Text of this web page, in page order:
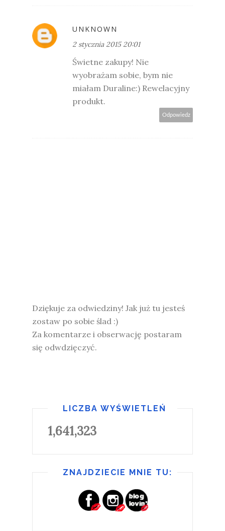
UNKNOWN
2 stycznia 2015 20:01
Świetne zakupy! Nie
wyobrażam sobie, bym nie
miałam Duraline:) Rewelacyjny
produkt.
Odpowiedz
Dziękuje za odwiedziny! Jak już tu jesteś
zostaw po sobie ślad :)
Za komentarze i obserwację postaram
się odwdzięczyć.
LICZBA WYŚWIETLEŃ
1,641,323
ZNAJDZIECIE MNIE TU: